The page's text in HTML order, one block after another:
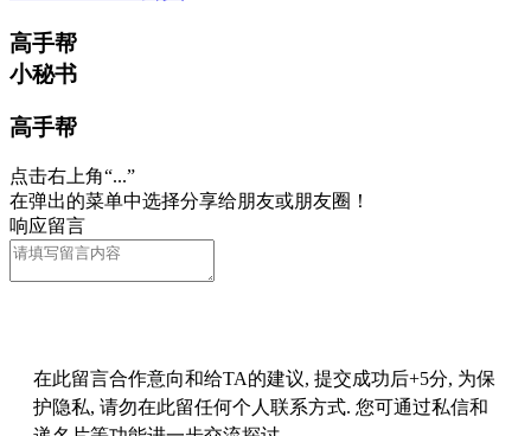
高手帮
小秘书
高手帮
点击右上角“...”
在弹出的菜单中选择分享给朋友或朋友圈！
响应留言
在此留言合作意向和给TA的建议, 提交成功后+5分, 为保
护隐私, 请勿在此留任何个人联系方式. 您可通过私信和